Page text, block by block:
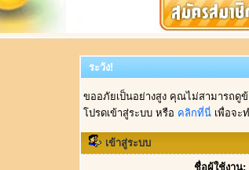
ระวัง!
ขออภัยเป็นอย่างสูง คุณไม่สามารถดู
โปรดเข้าสู่ระบบ หรือ คลิกที่นี่ เพื่อจะ
เข้าสู่ระบบ
ชื่อผู้ใช้งาน: